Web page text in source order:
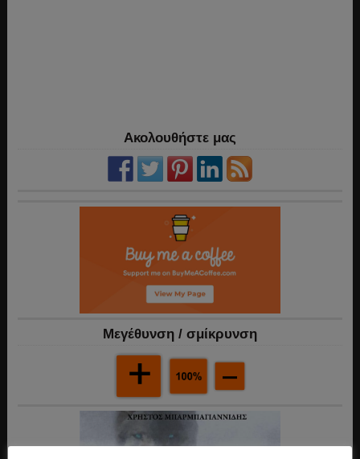
Ακολουθήστε μας
Mεγέθυνση / σμίκρυνση